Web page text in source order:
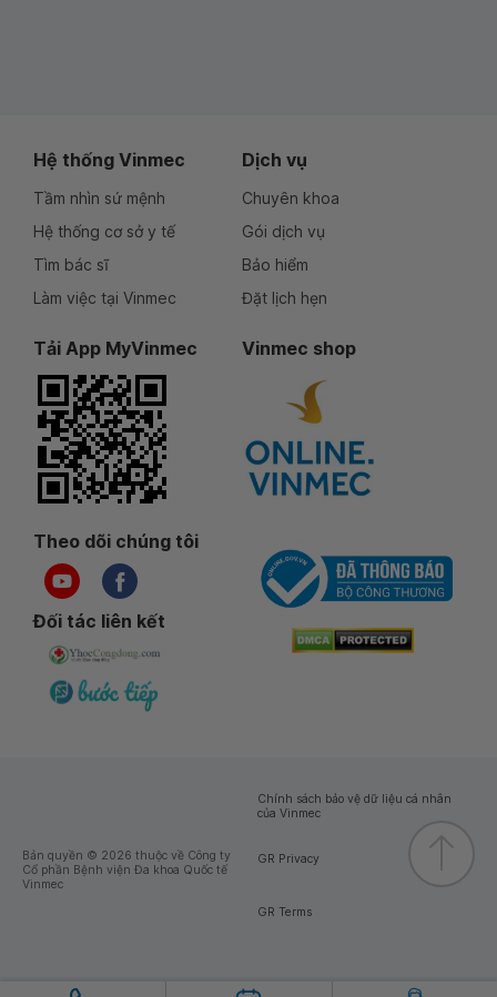
Hệ thống Vinmec
Tầm nhìn sứ mệnh
Hệ thống cơ sở y tế
Tìm bác sĩ
Làm việc tại Vinmec
Dịch vụ
Chuyên khoa
Gói dịch vụ
Bảo hiểm
Đặt lịch hẹn
Tải App MyVinmec Vinmec shop
Theo dõi chúng tôi
Đối tác liên kết
Bản quyền © 2026 thuộc về Công ty
Cổ phần Bệnh viện Đa khoa Quốc tế
Vinmec
Chính sách bảo vệ dữ liệu cá nhân
của Vinmec
GR Privacy
GR Terms